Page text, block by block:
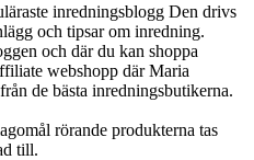
inredningsblogg Den drivs
och tipsar om inredning.
och där du kan shoppa
webshopp där Maria
de bästa inredningsbutikerna.
rörande produkterna tas
till.